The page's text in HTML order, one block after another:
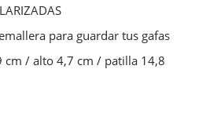
para guardar tus gafas
cm / alto 4,7 cm / patilla 14,8